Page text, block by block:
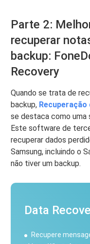
Parte 2:
recuperar
backup:
Recovery
Quando se trata de
backup,
se destaca como uma
Este software de
recuperar dados
Samsung, incluindo o
não tiver um backup.
Data
Recupere